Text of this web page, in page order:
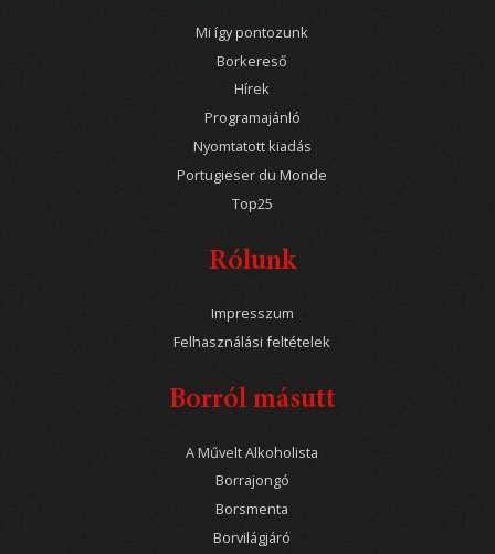
Mi így pontozunk
Borkereső
Hírek
Programajánló
Nyomtatott kiadás
Portugieser du Monde
Top25
Rólunk
Impresszum
Felhasználási feltételek
Borról másutt
A Művelt Alkoholista
Borrajongó
Borsmenta
Borvilágjáró